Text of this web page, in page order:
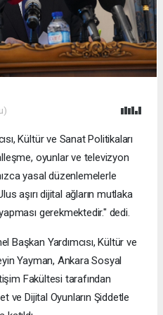
Kültür ve Sanat Politikaları
oyunlar ve televizyon
yasal düzenlemelerle
aşırı dijital ağların mutlaka
gerekmektedir." dedi.
Başkan Yardımcısı, Kültür ve
Yayman, Ankara Sosyal
Fakültesi tarafından
ve Dijital Oyunların Şiddetle